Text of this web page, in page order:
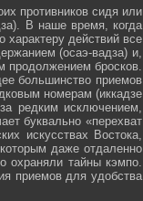
противников сидя или
В наше время, когда
действий все
(осаэ-вадза) и,
продолжением бросков.
большинство приемов
номерам (иккадзе
редким исключением,
буквально «перехват
искусствах Востока,
даже отдаленно
охраняли тайны кэмпо.
приемов для удобства